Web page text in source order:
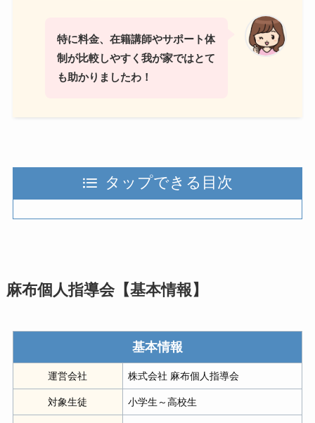
特に料金、在籍講師やサポート体
制が比較しやすく我が家ではとて
も助かりましたわ ！
タップできる目次
麻布個人指導会【基本情報】
基本情報
運営会社 株式会社 麻布個人指導会
対象生徒 小学生～高校生